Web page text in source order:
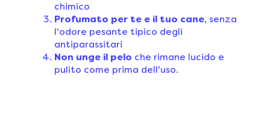
chimico
Profumato per te e il tuo cane, senza
l'odore pesante tipico degli
antiparassitari
Non unge il pelo che rimane lucido e
pulito come prima dell'uso.